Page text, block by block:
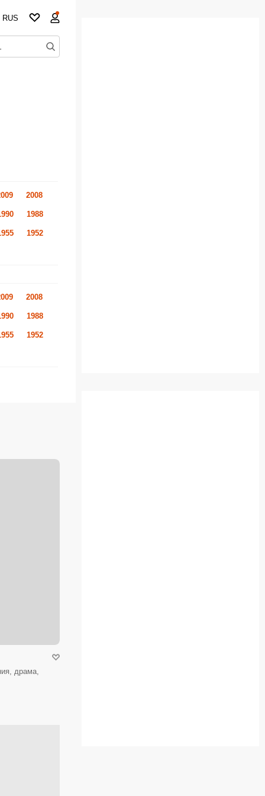
RUS
2008
1988
1952
2008
1988
1952
драма,